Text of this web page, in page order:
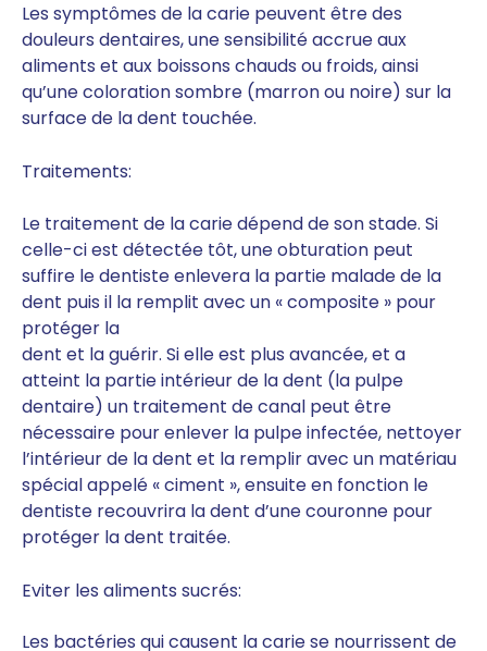
Les symptômes de la carie peuvent être des
douleurs dentaires, une sensibilité accrue aux
aliments et aux boissons chauds ou froids, ainsi
qu’une coloration sombre (marron ou noire) sur la
surface de la dent touchée.
Traitements:
Le traitement de la carie dépend de son stade. Si
celle-ci est détectée tôt, une obturation peut
suffire le dentiste enlevera la partie malade de la
dent puis il la remplit avec un « composite » pour
protéger la
dent et la guérir. Si elle est plus avancée, et a
atteint la partie intérieur de la dent (la pulpe
dentaire) un traitement de canal peut être
nécessaire pour enlever la pulpe infectée, nettoyer
l’intérieur de la dent et la remplir avec un matériau
spécial appelé « ciment », ensuite en fonction le
dentiste recouvrira la dent d’une couronne pour
protéger la dent traitée.
Eviter les aliments sucrés:
Les bactéries qui causent la carie se nourrissent de